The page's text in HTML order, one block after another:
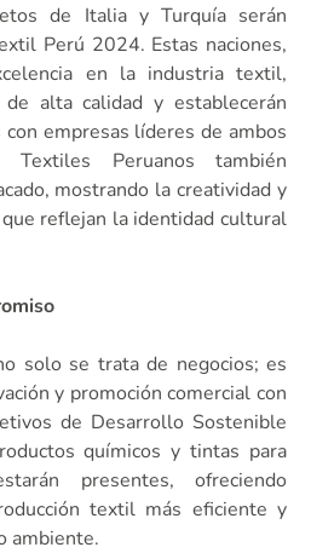
de Italia y Turquía serán
Perú 2024. Estas naciones,
en la industria textil,
alta calidad y establecerán
empresas líderes de ambos
Peruanos también
mostrando la creatividad y
reflejan la identidad cultural
solo se trata de negocios; es
y promoción comercial con
de Desarrollo Sostenible
químicos y tintas para
presentes, ofreciendo
textil más eficiente y
ambiente.